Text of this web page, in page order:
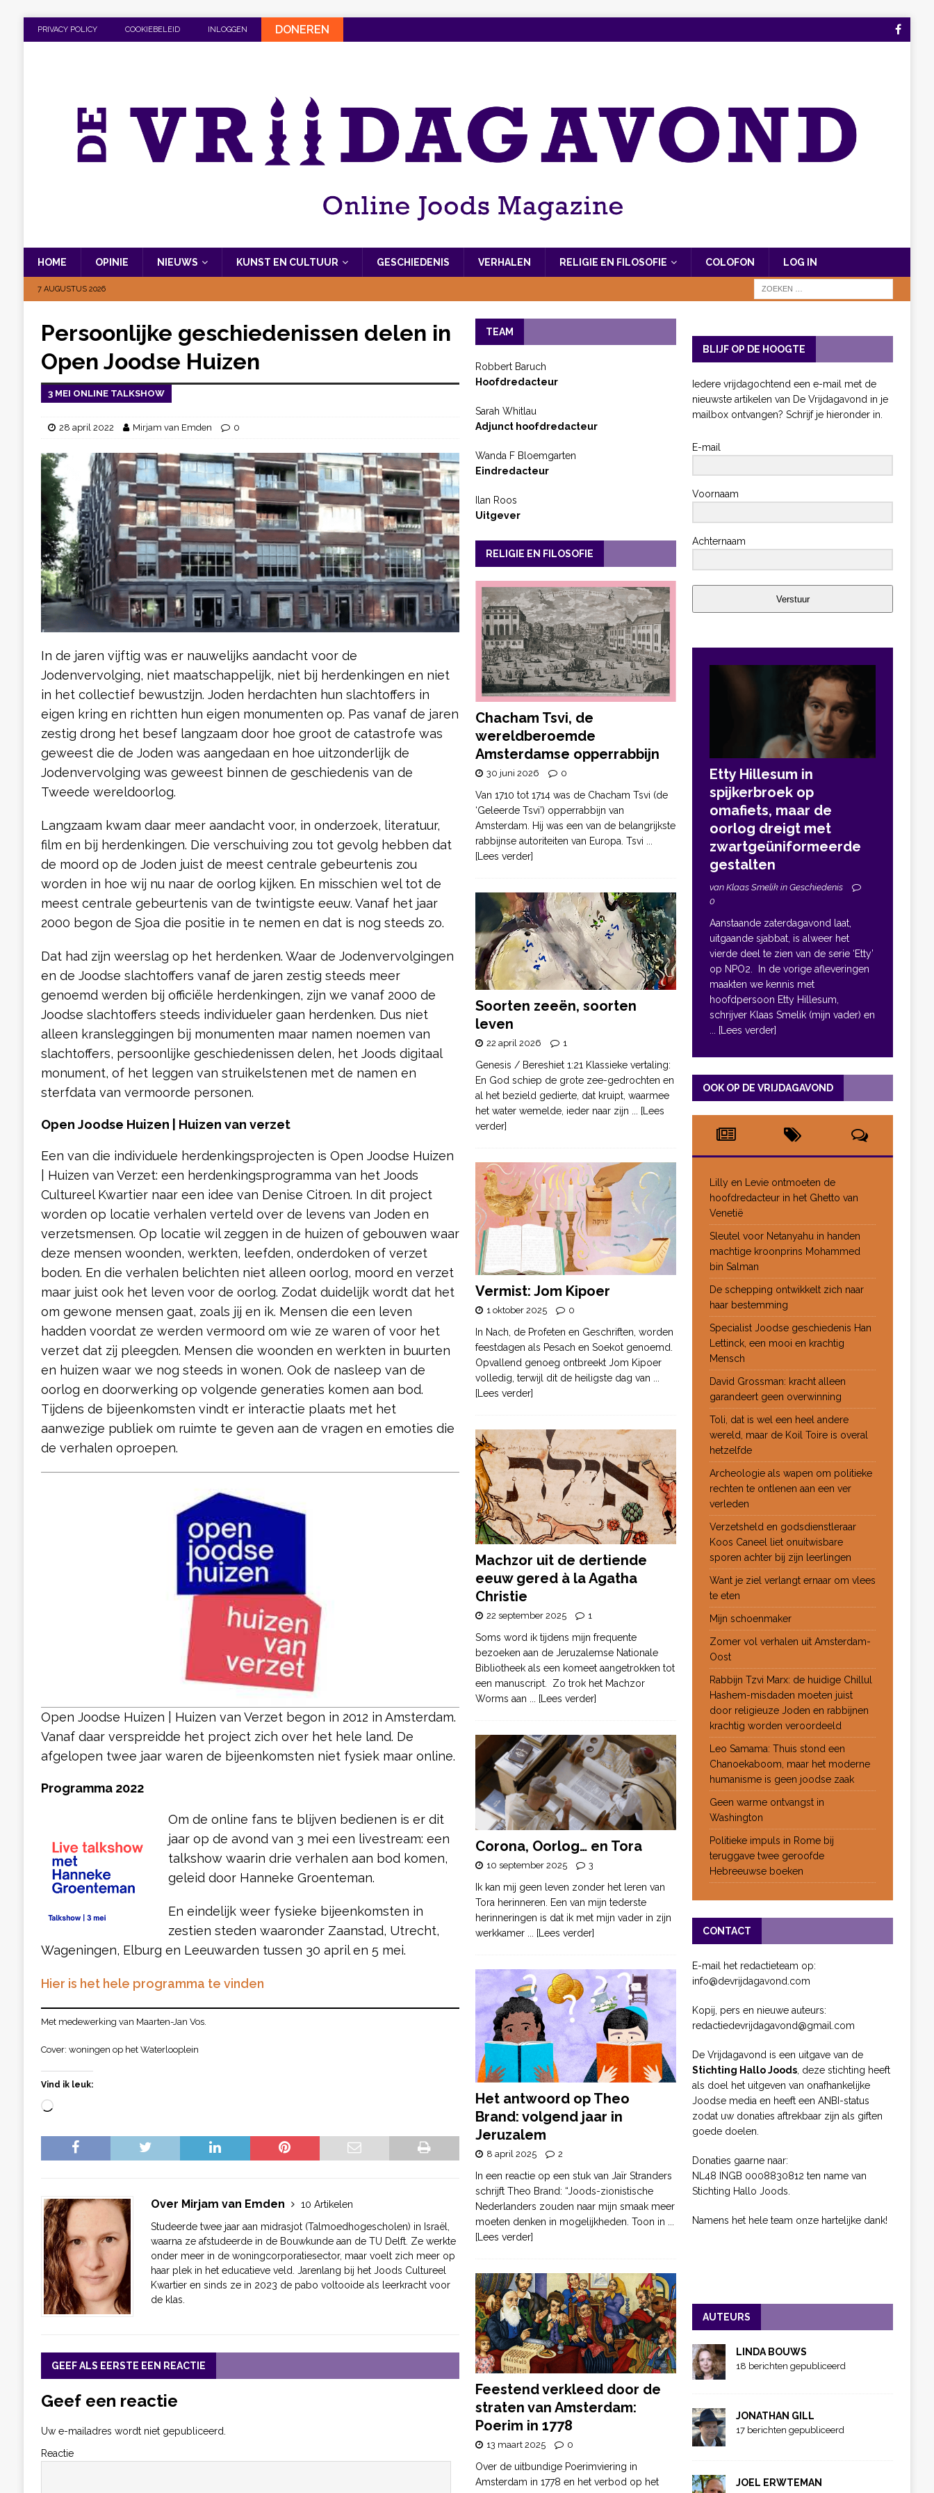
PRIVACY POLICY COOKIEBELEID INLOGGEN DONEREN
HOME OPINIE NIEUWS KUNST EN CULTUUR GESCHIEDENIS VERHALEN RELIGIE EN FILOSOFIE COLOFON LOG IN
7 AUGUSTUS 2026
Persoonlijke geschiedenissen delen in
Open Joodse Huizen
3 MEI ONLINE TALKSHOW
28 april 2022 Mirjam van Emden 0
In de jaren vijftig was er nauwelijks aandacht voor de
Jodenvervolging, niet maatschappelijk, niet bij herdenkingen en niet
in het collectief bewustzijn. Joden herdachten hun slachtoffers in
eigen kring en richtten hun eigen monumenten op. Pas vanaf de jaren
zestig drong het besef langzaam door hoe groot de catastrofe was
geweest die de Joden was aangedaan en hoe uitzonderlijk de
Jodenvervolging was geweest binnen de geschiedenis van de
Tweede wereldoorlog.
Langzaam kwam daar meer aandacht voor, in onderzoek, literatuur,
film en bij herdenkingen. Die verschuiving zou tot gevolg hebben dat
de moord op de Joden juist de meest centrale gebeurtenis zou
worden in hoe wij nu naar de oorlog kijken. En misschien wel tot de
meest centrale gebeurtenis van de twintigste eeuw. Vanaf het jaar
2000 begon de Sjoa die positie in te nemen en dat is nog steeds zo.
Dat had zijn weerslag op het herdenken. Waar de Jodenvervolgingen
en de Joodse slachtoffers vanaf de jaren zestig steeds meer
genoemd werden bij officiële herdenkingen, zijn we vanaf 2000 de
Joodse slachtoffers steeds individueler gaan herdenken. Dus niet
alleen kransleggingen bij monumenten maar namen noemen van
slachtoffers, persoonlijke geschiedenissen delen, het Joods digitaal
monument, of het leggen van struikelstenen met de namen en
sterfdata van vermoorde personen.
Open Joodse Huizen | Huizen van verzet
Een van die individuele herdenkingsprojecten is Open Joodse Huizen
| Huizen van Verzet: een herdenkingsprogramma van het Joods
Cultureel Kwartier naar een idee van Denise Citroen. In dit project
worden op locatie verhalen verteld over de levens van Joden en
verzetsmensen. Op locatie wil zeggen in de huizen of gebouwen waar
deze mensen woonden, werkten, leefden, onderdoken of verzet
boden. En die verhalen belichten niet alleen oorlog, moord en verzet
maar juist ook het leven voor de oorlog. Zodat duidelijk wordt dat het
om gewone mensen gaat, zoals jij en ik. Mensen die een leven
hadden voordat ze werden vermoord om wie ze waren of voor het
verzet dat zij pleegden. Mensen die woonden en werkten in buurten
en huizen waar we nog steeds in wonen. Ook de nasleep van de
oorlog en doorwerking op volgende generaties komen aan bod.
Tijdens de bijeenkomsten vindt er interactie plaats met het
aanwezige publiek om ruimte te geven aan de vragen en emoties die
de verhalen oproepen.
Open Joodse Huizen | Huizen van Verzet begon in 2012 in Amsterdam.
Vanaf daar verspreidde het project zich over het hele land. De
afgelopen twee jaar waren de bijeenkomsten niet fysiek maar online.
Programma 2022
Om de online fans te blijven bedienen is er dit
jaar op de avond van 3 mei een livestream: een
talkshow waarin drie verhalen aan bod komen,
geleid door Hanneke Groenteman.
En eindelijk weer fysieke bijeenkomsten in
zestien steden waaronder Zaanstad, Utrecht,
Wageningen, Elburg en Leeuwarden tussen 30 april en 5 mei.
Hier is het hele programma te vinden
Met medewerking van Maarten-Jan Vos.
Cover: woningen op het Waterlooplein
Vind ik leuk:
Over Mirjam van Emden
10 Artikelen
Studeerde twee jaar aan midrasjot (Talmoedhogescholen) in Israël,
waarna ze afstudeerde in de Bouwkunde aan de TU Delft. Ze werkte
onder meer in de woningcorporatiesector, maar voelt zich meer op
haar plek in het educatieve veld. Jarenlang bij het Joods Cultureel
Kwartier en sinds ze in 2023 de pabo voltooide als leerkracht voor
de klas.
GEEF ALS EERSTE EEN REACTIE
Geef een reactie
Uw e-mailadres wordt niet gepubliceerd.
Reactie
TEAM
Robbert Baruch
Hoofdredacteur
Sarah Whitlau
Adjunct hoofdredacteur
Wanda F Bloemgarten
Eindredacteur
Ilan Roos
Uitgever
RELIGIE EN FILOSOFIE
Chacham Tsvi, de
wereldberoemde
Amsterdamse opperrabbijn
30 juni 2026 0
Van 1710 tot 1714 was de Chacham Tsvi (de
‘Geleerde Tsvi’) opperrabbijn van
Amsterdam. Hij was een van de belangrijkste
rabbijnse autoriteiten van Europa. Tsvi
[Lees verder]
Soorten zeeën, soorten
leven
22 april 2026 1
Genesis / Bereshiet 1:21 Klassieke vertaling:
En God schiep de grote zee-gedrochten en
al het bezield gedierte, dat kruipt, waarmee
het water wemelde, ieder naar zijn ... [Lees
verder]
Vermist: Jom Kipoer
1 oktober 2025 0
In Nach, de Profeten en Geschriften, worden
feestdagen als Pesach en Soekot genoemd.
Opvallend genoeg ontbreekt Jom Kipoer
volledig, terwijl dit de heiligste dag van
[Lees verder]
Machzor uit de dertiende
eeuw gered à la Agatha
Christie
22 september 2025 1
Soms word ik tijdens mijn frequente
bezoeken aan de Jeruzalemse Nationale
Bibliotheek als een komeet aangetrokken tot
een manuscript. Zo trok het Machzor
Worms aan ... [Lees verder]
Corona, Oorlog… en Tora
10 september 2025 3
Ik kan mij geen leven zonder het leren van
Tora herinneren. Een van mijn tederste
herinneringen is dat ik met mijn vader in zijn
werkkamer ... [Lees verder]
Het antwoord op Theo
Brand: volgend jaar in
Jeruzalem
8 april 2025 2
In een reactie op een stuk van Jaïr Stranders
schrijft Theo Brand: “Joods-zionistische
Nederlanders zouden naar mijn smaak meer
moeten denken in mogelijkheden. Toon in
[Lees verder]
Feestend verkleed door de
straten van Amsterdam:
Poerim in 1778
13 maart 2025 0
Over de uitbundige Poerimviering in
Amsterdam in 1778 en het verbod op het
BLIJF OP DE HOOGTE
Iedere vrijdagochtend een e-mail met de
nieuwste artikelen van De Vrijdagavond in je
mailbox ontvangen? Schrijf je hieronder in.
E-mail
Voornaam
Achternaam
Verstuur
Etty Hillesum in
spijkerbroek op
omafiets, maar de
oorlog dreigt met
zwartgeüniformeerde
gestalten
van Klaas Smelik in Geschiedenis
0
Aanstaande zaterdagavond laat,
uitgaande sjabbat, is alweer het
vierde deel te zien van de serie ‘Etty’
op NPO2. In de vorige afleveringen
maakten we kennis met
hoofdpersoon Etty Hillesum,
schrijver Klaas Smelik (mijn vader) en
... [Lees verder]
OOK OP DE VRIJDAGAVOND
Lilly en Levie ontmoeten de
hoofdredacteur in het Ghetto van
Venetië
Sleutel voor Netanyahu in handen
machtige kroonprins Mohammed
bin Salman
De schepping ontwikkelt zich naar
haar bestemming
Specialist Joodse geschiedenis Han
Lettinck, een mooi en krachtig
Mensch
David Grossman: kracht alleen
garandeert geen overwinning
Toli, dat is wel een heel andere
wereld, maar de Koil Toire is overal
hetzelfde
Archeologie als wapen om politieke
rechten te ontlenen aan een ver
verleden
Verzetsheld en godsdienstleraar
Koos Caneel liet onuitwisbare
sporen achter bij zijn leerlingen
Want je ziel verlangt ernaar om vlees
te eten
Mijn schoenmaker
Zomer vol verhalen uit Amsterdam-
Oost
Rabbijn Tzvi Marx: de huidige Chillul
Hashem-misdaden moeten juist
door religieuze Joden en rabbijnen
krachtig worden veroordeeld
Leo Samama: Thuis stond een
Chanoekaboom, maar het moderne
humanisme is geen joodse zaak
Geen warme ontvangst in
Washington
Politieke impuls in Rome bij
teruggave twee geroofde
Hebreeuwse boeken
CONTACT
E-mail het redactieteam op:
info@devrijdagavond.com
Kopij, pers en nieuwe auteurs:
redactiedevrijdagavond@gmail.com
De Vrijdagavond is een uitgave van de
Stichting Hallo Joods, deze stichting heeft
als doel het uitgeven van onafhankelijke
Joodse media en heeft een ANBI-status
zodat uw donaties aftrekbaar zijn als giften
goede doelen.
Donaties gaarne naar:
NL48 INGB 0008830812 ten name van
Stichting Hallo Joods.
Namens het hele team onze hartelijke dank!
AUTEURS
LINDA BOUWS
18 berichten gepubliceerd
JONATHAN GILL
17 berichten gepubliceerd
JOEL ERWTEMAN